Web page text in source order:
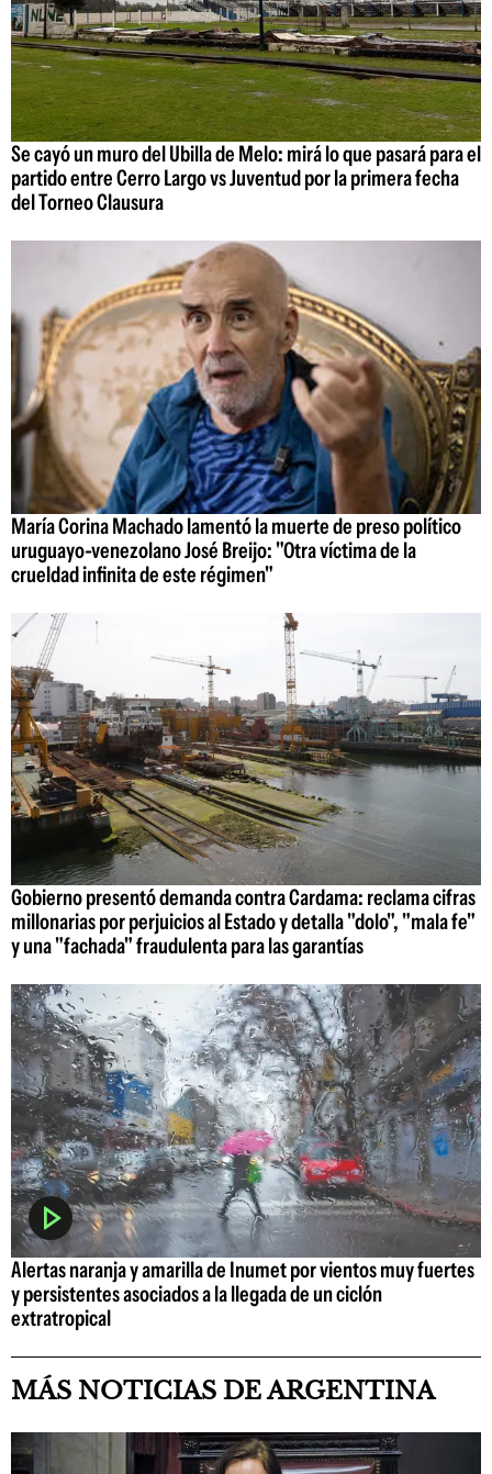
Se cayó un muro del Ubilla de Melo: mirá lo que pasará para el
partido entre Cerro Largo vs Juventud por la primera fecha
del Torneo Clausura
María Corina Machado lamentó la muerte de preso político
uruguayo-venezolano José Breijo: "Otra víctima de la
crueldad infinita de este régimen"
Gobierno presentó demanda contra Cardama: reclama cifras
millonarias por perjuicios al Estado y detalla "dolo", "mala fe"
y una "fachada" fraudulenta para las garantías
Alertas naranja y amarilla de Inumet por vientos muy fuertes
y persistentes asociados a la llegada de un ciclón
extratropical
MÁS NOTICIAS DE ARGENTINA